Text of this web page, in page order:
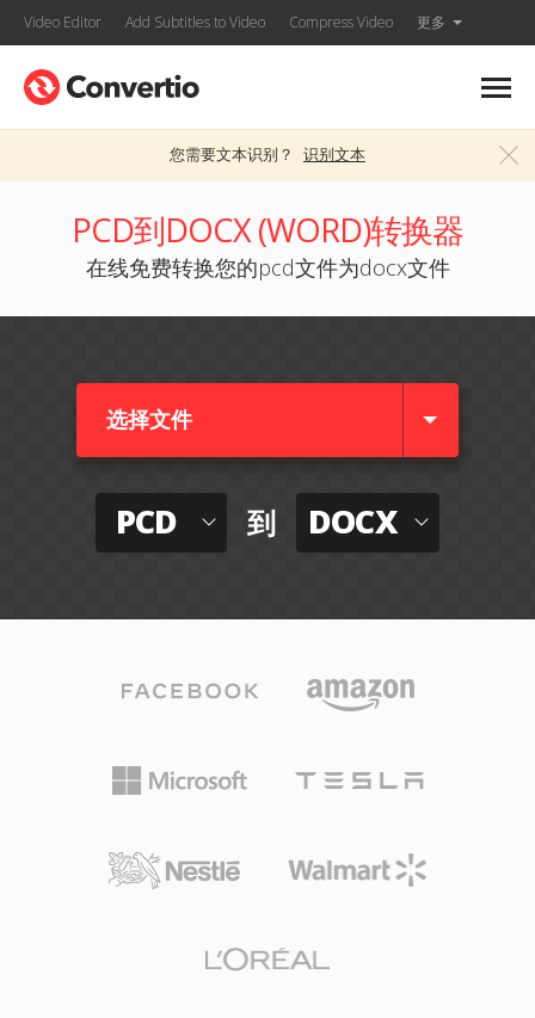
Video Editor Add Subtitles to Video Compress Video 更多
您需要文本识别？ 识别文本
PCD到DOCX (WORD)转换器
在线免费转换您的pcd文件为docx文件
选择文件
PCD 到 DOCX